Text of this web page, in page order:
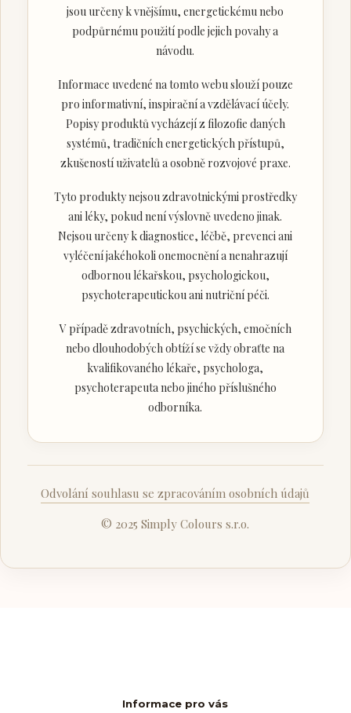
jsou určeny k vnějšímu, energetickému nebo
podpůrnému použití podle jejich povahy a
návodu.
Informace uvedené na tomto webu slouží pouze
pro informativní, inspirační a vzdělávací účely.
Popisy produktů vycházejí z filozofie daných
systémů, tradičních energetických přístupů,
zkušeností uživatelů a osobně rozvojové praxe.
Tyto produkty nejsou zdravotnickými prostředky
ani léky, pokud není výslovně uvedeno jinak.
Nejsou určeny k diagnostice, léčbě, prevenci ani
vyléčení jakéhokoli onemocnění a nenahrazují
odbornou lékařskou, psychologickou,
psychoterapeutickou ani nutriční péči.
V případě zdravotních, psychických, emočních
nebo dlouhodobých obtíží se vždy obraťte na
kvalifikovaného lékaře, psychologa,
psychoterapeuta nebo jiného příslušného
odborníka.
Odvolání souhlasu se zpracováním osobních údajů
© 2025 Simply Colours s.r.o.
Informace pro vás